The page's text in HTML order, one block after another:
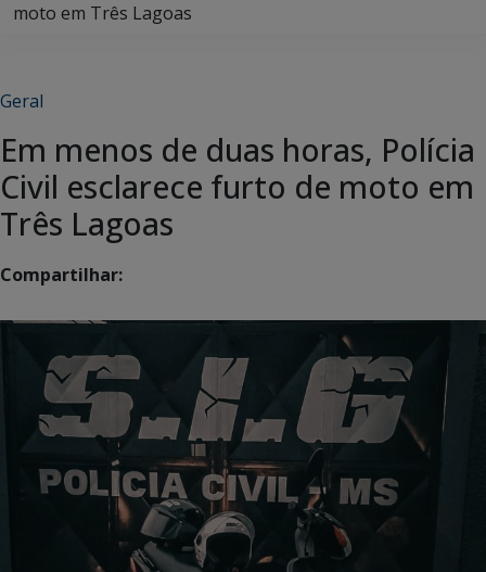
moto em Três Lagoas
Geral
Em menos de duas horas, Polícia
Civil esclarece furto de moto em
Três Lagoas
Compartilhar: